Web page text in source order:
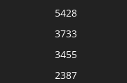
5428
3733
3455
2387